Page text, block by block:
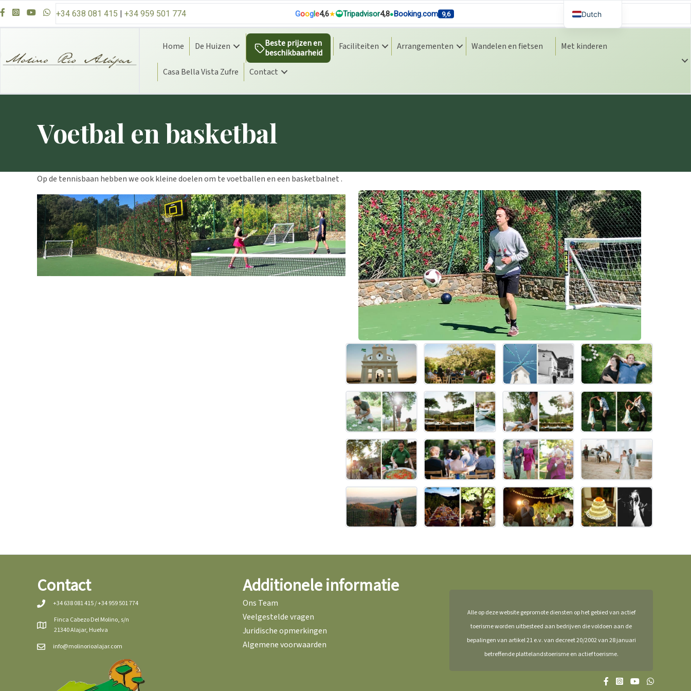
Overslaan naar inhoud
+34 638 081 415 | +34 959 501 774 Google4,6 Tripadvisor4,8 Booking.com 9,6
Home De Huizen
Beste prijzen en
beschikbaarheid
Faciliteiten Arrangementen Wandelen en fietsen Met kinderen
Casa Bella Vista Zufre Contact
Voetbal en basketbal
Op de tennisbaan hebben we ook kleine doelen om te voetballen en een basketbalnet .
Contact
+34 638 081 415 / +34 959 501 774
Finca Cabezo Del Molino, s/n
21340 Alajar, Huelva
info@molinorioalajar.com
Additionele informatie
Ons Team
Veelgestelde vragen
Juridische opmerkingen
Algemene voorwaarden
Alle op deze website gepromote diensten op het gebied van actief
toerisme worden uitbesteed aan bedrijven die voldoen aan de
bepalingen van artikel 21 e.v. van decreet 20/2002 van 28 januari
betreffende plattelandstoerisme en actief toerisme.
Dutch
Spanish
English